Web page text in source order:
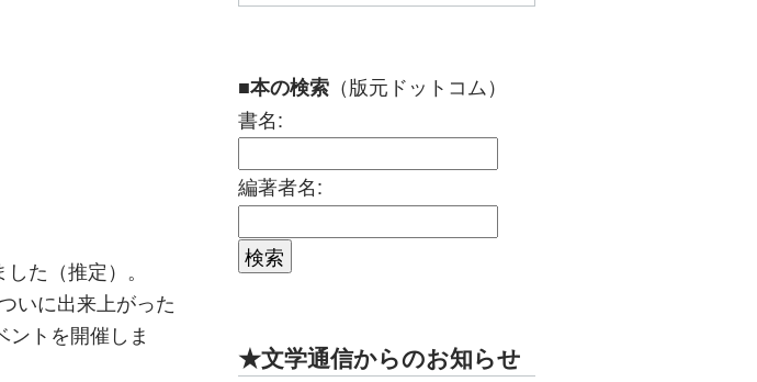
た（推定）。
いに出来上がった
ントを開催しま
■本の検索（版元ドットコム）
書名:
編著者名:
★文学通信からのお知らせ